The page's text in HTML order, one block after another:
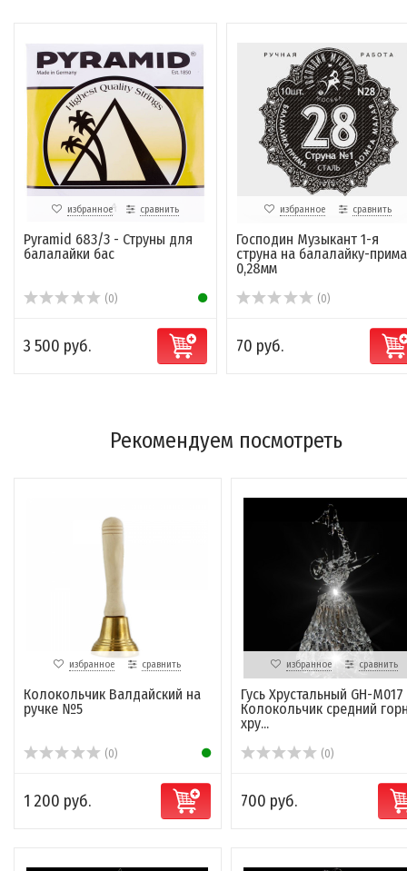
избранное сравнить
Pyramid 683/3 - Струны для
балалайки бас
(0)
3 500 руб.
избранное сравнить
Господин Музыкант 1-я
струна на балалайку-
0,28мм
(0)
70 руб.
Рекомендуем посмотреть
избранное сравнить
Колокольчик Валдайский на
ручке №5
(0)
1 200 руб.
избранное сравнить
Гусь Хрустальный GH-
Колокольчик средний
хру...
(0)
700 руб.